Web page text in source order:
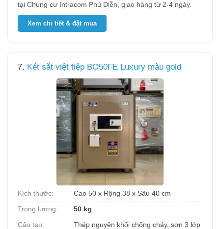
tại Chung cư Intracom Phú Diễn, giao hàng từ 2-4 ngày.
Xem chi tiết & đặt mua
7. Két sắt việt tiệp BO50FE Luxury màu gold
Kích thước:
Cao 50 x Rộng 38 x Sâu 40 cm
Trọng lượng:
50 kg
Cấu tạo:
Thép nguyên khối chống cháy, sơn 3 lớp